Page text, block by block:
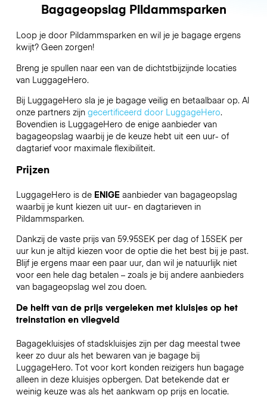
Bagageopslag Pildammsparken
Loop je door Pildammsparken en wil je je bagage ergens
kwijt? Geen zorgen!
Breng je spullen naar een van de dichtstbijzijnde locaties
van LuggageHero.
Bij LuggageHero sla je je bagage veilig en betaalbaar op. Al
onze partners zijn gecertificeerd door LuggageHero.
Bovendien is LuggageHero de enige aanbieder van
bagageopslag waarbij je de keuze hebt uit een uur- of
dagtarief voor maximale flexibiliteit.
Prijzen
LuggageHero is de ENIGEaanbieder van bagageopslag
waarbij je kunt kiezen uit uur- en dagtarieven in
Pildammsparken.
Dankzij de vaste prijs van 59.95SEK per dag of 15SEK per
uur kun je altijd kiezen voor de optie die het best bij je past.
Blijf je ergens maar een paar uur, dan wil je natuurlijk niet
voor een hele dag betalen – zoals je bij andere aanbieders
van bagageopslag wel zou doen.
De helft van de prijs vergeleken met kluisjes op het
treinstation en vliegveld
Bagagekluisjes of stadskluisjes zijn per dag meestal twee
keer zo duur als het bewaren van je bagage bij
LuggageHero. Tot voor kort konden reizigers hun bagage
alleen in deze kluisjes opbergen. Dat betekende dat er
weinig keuze was als het aankwam op prijs en locatie.